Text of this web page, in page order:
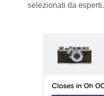
selezionati da esperti.